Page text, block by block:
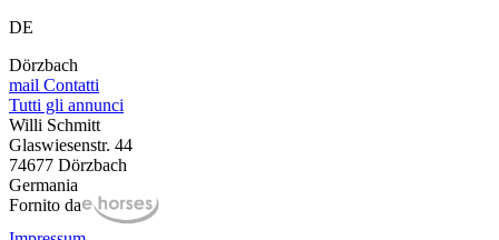
DE
Dörzbach
mail Contatti
Tutti gli annunci
Willi Schmitt
Glaswiesenstr. 44
74677 Dörzbach
Germania
Fornito da